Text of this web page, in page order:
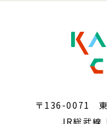
〒136-0071 東